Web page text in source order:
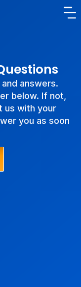
answers.
below. If not,
us with your
you as soon